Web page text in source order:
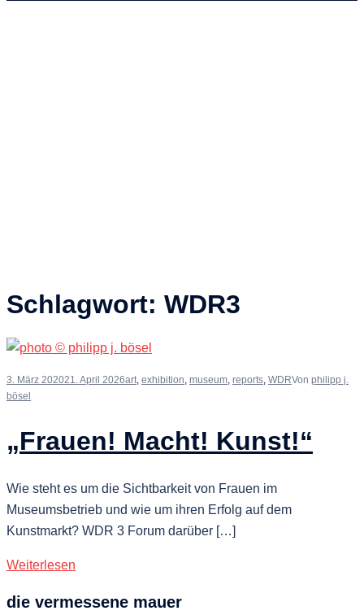
Schlagwort: WDR3
3. März 202021. April 2026art, exhibition, museum, reports, WDRVon philipp j.
bösel
„Frauen! Macht! Kunst!“
Wie steht es um die Sichtbarkeit von Frauen im
Museumsbetrieb und wie um ihren Erfolg auf dem
Kunstmarkt? WDR 3 Forum darüber […]
Weiterlesen
die vermessene mauer